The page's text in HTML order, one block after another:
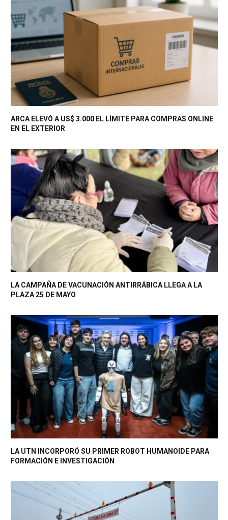
ARCA ELEVÓ A US$ 3.000 EL LÍMITE PARA COMPRAS ONLINE
EN EL EXTERIOR
LA CAMPAÑA DE VACUNACIÓN ANTIRRÁBICA LLEGA A LA
PLAZA 25 DE MAYO
LA UTN INCORPORÓ SU PRIMER ROBOT HUMANOIDE PARA
FORMACIÓN E INVESTIGACIÓN